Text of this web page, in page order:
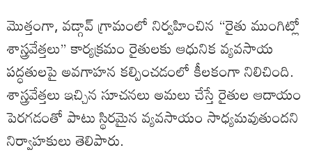
మొత్తంగా, వడ్గావ్ గ్రామంలో నిర్వహించిన “రైతు ముంగిట్లో
శాస్త్రవేత్తలు” కార్యక్రమం రైతులకు ఆధునిక వ్యవసాయ
పద్ధతులపై అవగాహన కల్పించడంలో కీలకంగా నిలిచింది.
శాస్త్రవేత్తలు ఇచ్చిన సూచనలు అమలు చేస్తే రైతుల ఆదాయం
పెరగడంతో పాటు స్థిరమైన వ్యవసాయం సాధ్యమవుతుందని
నిర్వాహకులు తెలిపారు.